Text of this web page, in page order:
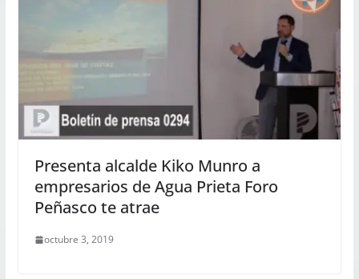
Presenta alcalde Kiko Munro a
empresarios de Agua Prieta Foro
Peñasco te atrae
octubre 3, 2019